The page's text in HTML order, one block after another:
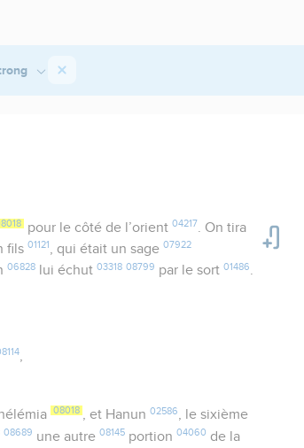
pour le côté de l’orient 04217 . On tira
fils01121 , qui était un sage07922
06828 lui échut03318 08799 par le sort01486.
,
08018 , et Hanun 02586, le sixième
08689 une autre08145 portion04060 de la